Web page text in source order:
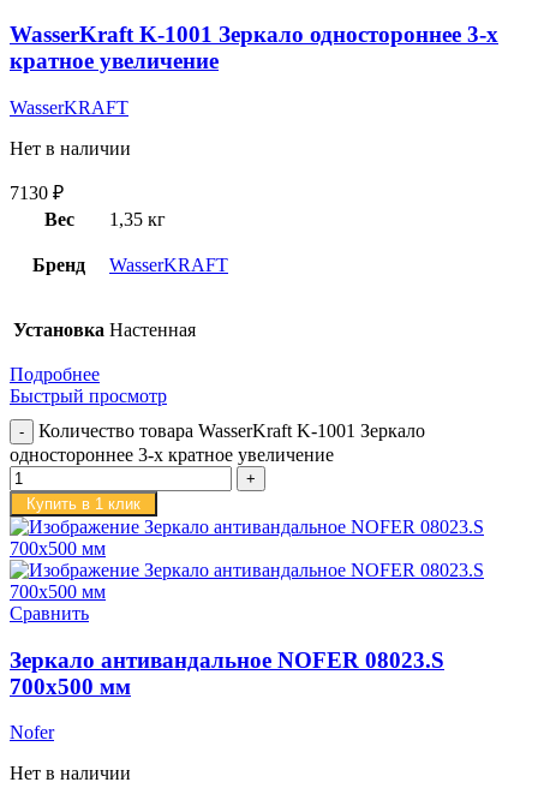
WasserKraft K-1001 Зеркало одностороннее 3-х
кратное увеличение
WasserKRAFT
Нет в наличии
7130 ₽
Вес
1,35 кг
Бренд WasserKRAFT
Установка Настенная
Подробнее
Быстрый просмотр
Количество товара WasserKraft K-1001 Зеркало
одностороннее 3-х кратное увеличение
Купить в 1 клик
Сравнить
Зеркало антивандальное NOFER 08023.S
700х500 мм
Nofer
Нет в наличии